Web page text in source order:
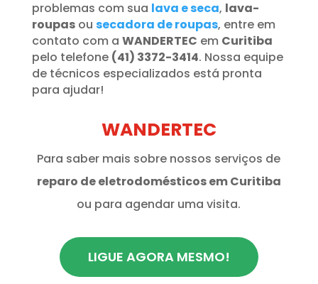
problemas com sua lava e seca, lava-
roupasou secadora de roupas, entre em
contato com a WANDERTEC em Curitiba
pelo telefone (41) 3372-3414. Nossa equipe
de técnicos especializados está pronta
para ajudar!
WANDERTEC
Para saber mais sobre nossos serviços de
reparo de eletrodomésticos em Curitiba
ou para agendar uma visita.
LIGUE AGORA MESMO!